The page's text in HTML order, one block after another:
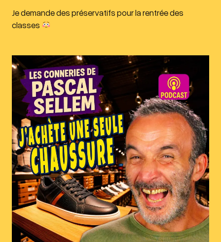
Je demande des préservatifs pour la rentrée des
classes